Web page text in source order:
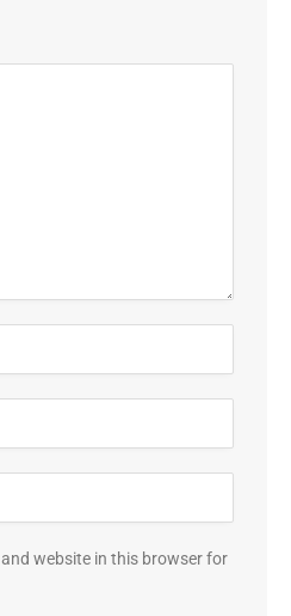
website in this browser for